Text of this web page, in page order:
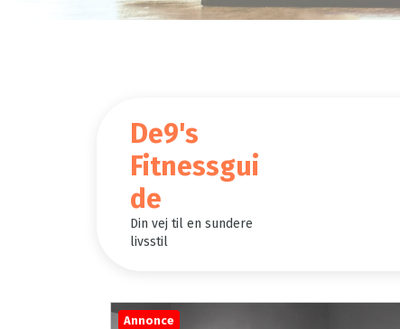
De9's
Fitnessgui
de
Din vej til en sundere
livsstil
Annonce